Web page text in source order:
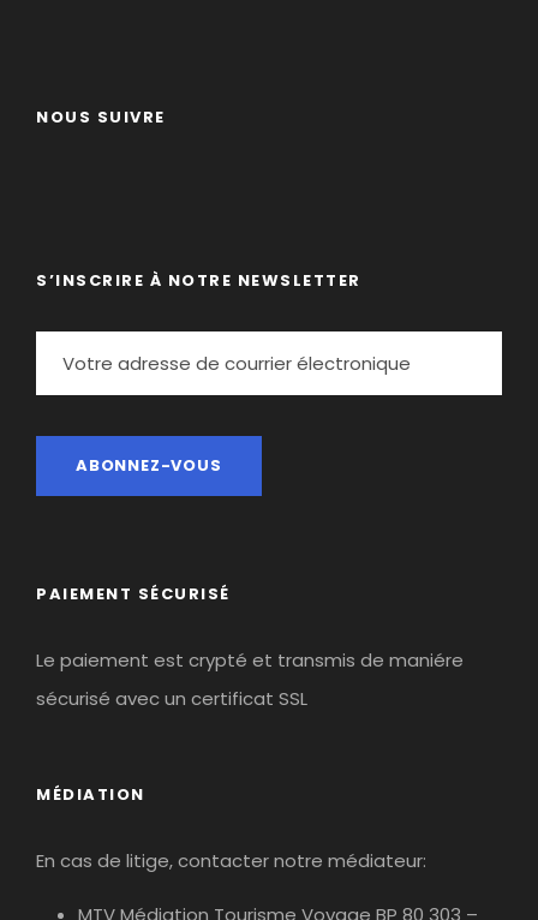
NOUS SUIVRE
S’INSCRIRE À NOTRE NEWSLETTER
PAIEMENT SÉCURISÉ
Le paiement est crypté et transmis de maniére
sécurisé avec un certificat SSL
MÉDIATION
En cas de litige, contacter notre médiateur:
MTV Médiation Tourisme Voyage BP 80 303 –